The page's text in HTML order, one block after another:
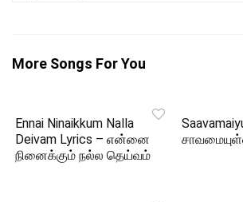
More Songs For You
Ennai Ninaikkum Nalla
Deivam Lyrics – என்னை
நினைக்கும் நல்ல தெய்வம்